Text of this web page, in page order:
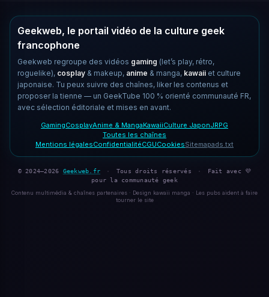
Geekweb, le portail vidéo de la culture geek
francophone
Geekweb regroupe des vidéos gaming (let’s play, rétro,
roguelike), cosplay & makeup, anime & manga, kawaii et culture
japonaise. Tu peux suivre des chaînes, liker les contenus et
proposer la tienne — un GeekTube 100 % orienté communauté FR,
avec sélection éditoriale et mises en avant.
GamingCosplayAnime & MangaKawaiiCulture JaponJRPG
Toutes les chaînes
Mentions légalesConfidentialitéCGUCookiesSitemapads.txt
© 2024–2026 Geekweb.fr · Tous droits réservés ·
Fait avec 💜
pour la communauté geek
Contenu multimédia & chaînes partenaires · Design kawaii manga · Les pubs aident à faire
tourner le site